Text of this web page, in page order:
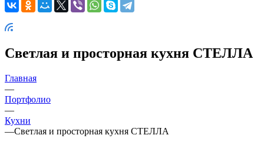
Светлая и просторная кухня СТЕЛЛА
Главная
—
Портфолио
—
Кухни
—Светлая и просторная кухня СТЕЛЛА